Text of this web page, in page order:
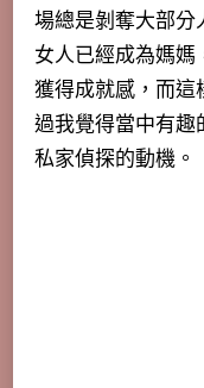
場總是剝奪大部分
女人已經成為媽
獲得成就感，而這
過我覺得當中有趣
私家偵探的動機。